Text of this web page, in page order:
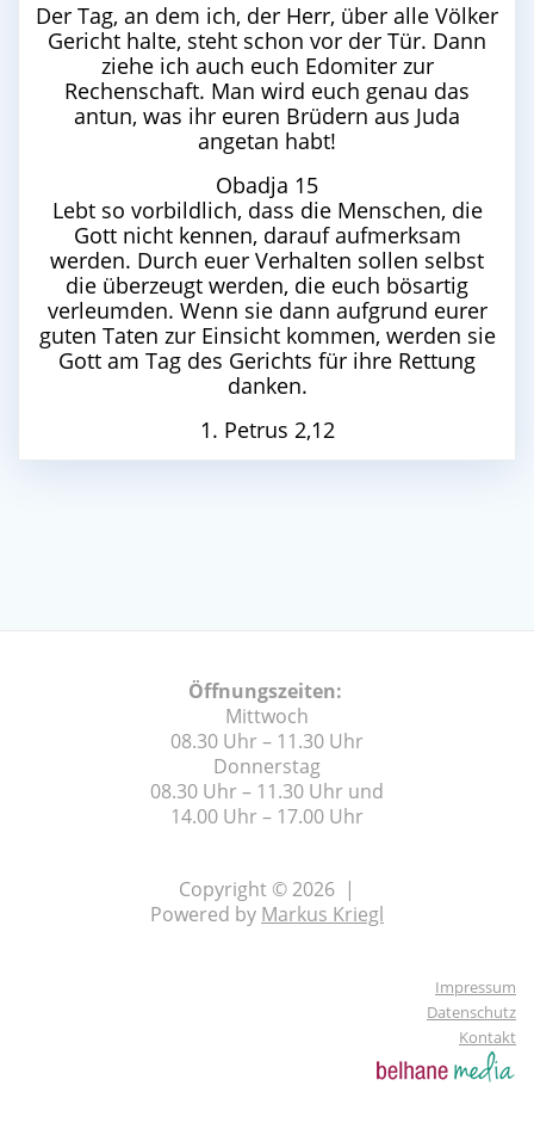
Der Tag, an dem ich, der Herr, über alle Völker
Gericht halte, steht schon vor der Tür. Dann
ziehe ich auch euch Edomiter zur
Rechenschaft. Man wird euch genau das
antun, was ihr euren Brüdern aus Juda
angetan habt!
Obadja 15
Lebt so vorbildlich, dass die Menschen, die
Gott nicht kennen, darauf aufmerksam
werden. Durch euer Verhalten sollen selbst
die überzeugt werden, die euch bösartig
verleumden. Wenn sie dann aufgrund eurer
guten Taten zur Einsicht kommen, werden sie
Gott am Tag des Gerichts für ihre Rettung
danken.
1. Petrus 2,12
Öffnungszeiten:
Mittwoch
08.30 Uhr – 11.30 Uhr
Donnerstag
08.30 Uhr – 11.30 Uhr und
14.00 Uhr – 17.00 Uhr
Copyright © 2026 |
Powered by Markus Kriegl
Impressum
Datenschutz
Kontakt